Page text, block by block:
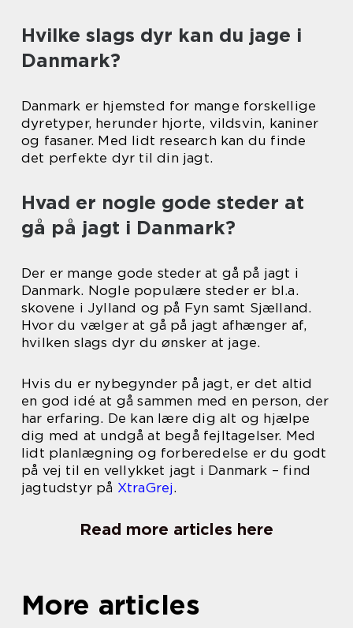
Hvilke slags dyr kan du jage i
Danmark?
Danmark er hjemsted for mange forskellige
dyretyper, herunder hjorte, vildsvin, kaniner
og fasaner. Med lidt research kan du finde
det perfekte dyr til din jagt.
Hvad er nogle gode steder at
gå på jagt i Danmark?
Der er mange gode steder at gå på jagt i
Danmark. Nogle populære steder er bl.a.
skovene i Jylland og på Fyn samt Sjælland.
Hvor du vælger at gå på jagt afhænger af,
hvilken slags dyr du ønsker at jage.
Hvis du er nybegynder på jagt, er det altid
en god idé at gå sammen med en person, der
har erfaring. De kan lære dig alt og hjælpe
dig med at undgå at begå fejltagelser. Med
lidt planlægning og forberedelse er du godt
på vej til en vellykket jagt i Danmark – find
jagtudstyr på XtraGrej.
Read more articles here
More articles